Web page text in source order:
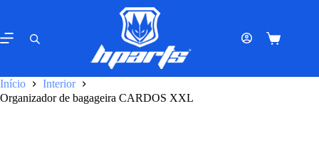
o
conteúdo
Carrinho
Início
Interior
Organizador de bagageira CARDOS XXL